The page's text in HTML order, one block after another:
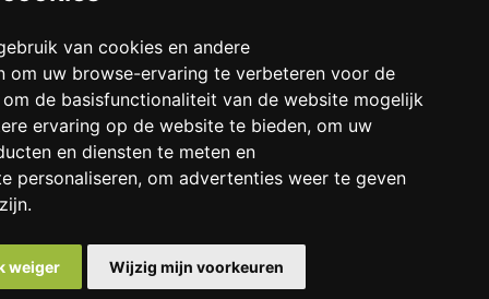
van cookies en andere
om uw browse-ervaring te verbeteren voor de
om de basisfunctionaliteit van de website mogelijk
ervaring op de website te bieden, om uw
en diensten te meten en
personaliseren, om advertenties weer te geven
.
weiger Wijzig mijn voorkeuren